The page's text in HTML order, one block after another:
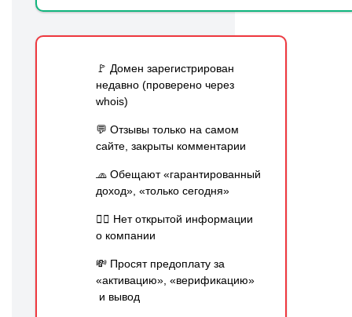
🚩 Домен зарегистрирован
недавно (проверено через
whois)
💬 Отзывы только на самом
сайте, закрыты комментарии
🧢 Обещают «гарантированный
доход», «только сегодня»
🕵️‍♂️ Нет открытой информации
о компании
💸 Просят предоплату за
«активацию», «верификацию»
и вывод